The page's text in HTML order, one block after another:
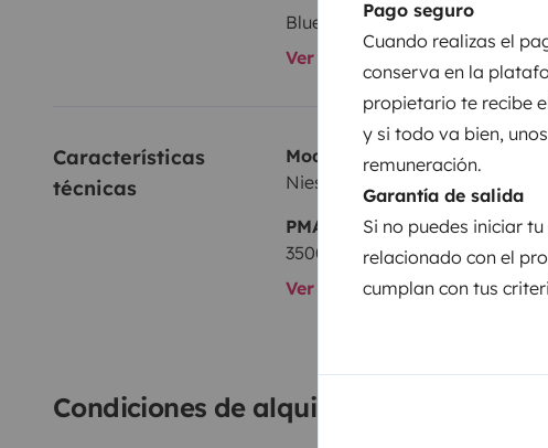
Pago seguro
Cuando realizas el
conserva en la
propietario te recibe
y si todo va bien,
remuneración.
Garantía de salida
Si no puedes iniciar
relacionado con el
cumplan con tus
Bluetooth
Ver todos los equipamientos
Características
técnicas
Modelo
Niesmann+Bischoff FLAIR
PMA:
3500 kg
Ver todas las características
Condiciones de alquiler